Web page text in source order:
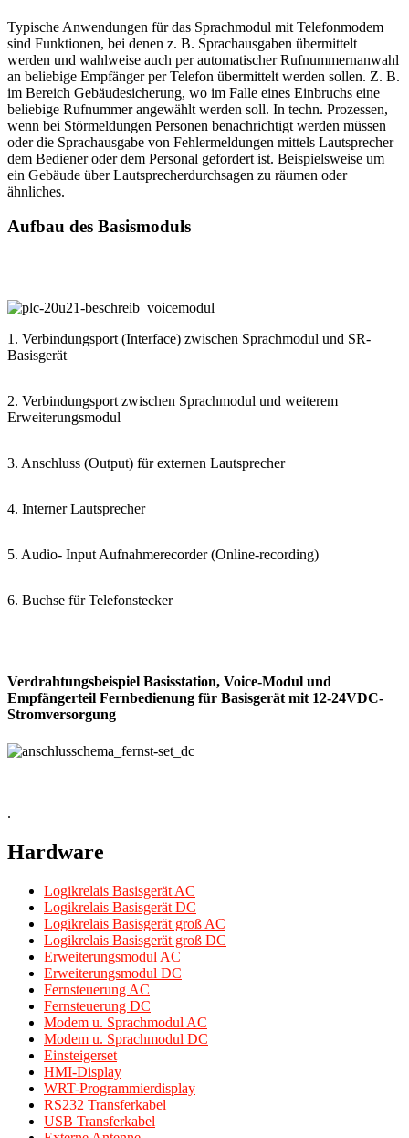
Typische Anwendungen für das Sprachmodul mit Telefonmodem
sind Funktionen, bei denen z. B. Sprachausgaben übermittelt
werden und wahlweise auch per automatischer Rufnummernanwahl
an beliebige Empfänger per Telefon übermittelt werden sollen. Z. B.
im Bereich Gebäudesicherung, wo im Falle eines Einbruchs eine
beliebige Rufnummer angewählt werden soll. In techn. Prozessen,
wenn bei Störmeldungen Personen benachrichtigt werden müssen
oder die Sprachausgabe von Fehlermeldungen mittels Lautsprecher
dem Bediener oder dem Personal gefordert ist. Beispielsweise um
ein Gebäude über Lautsprecherdurchsagen zu räumen oder
ähnliches.
Aufbau des Basismoduls
1. Verbindungsport (Interface) zwischen Sprachmodul und SR-
Basisgerät
2. Verbindungsport zwischen Sprachmodul und weiterem
Erweiterungsmodul
3. Anschluss (Output) für externen Lautsprecher
4. Interner Lautsprecher
5. Audio- Input Aufnahmerecorder (Online-recording)
6. Buchse für Telefonstecker
Verdrahtungsbeispiel Basisstation, Voice-Modul und
Empfängerteil Fernbedienung für Basisgerät mit 12-24VDC-
Stromversorgung
.
Hardware
Logikrelais Basisgerät AC
Logikrelais Basisgerät DC
Logikrelais Basisgerät groß AC
Logikrelais Basisgerät groß DC
Erweiterungsmodul AC
Erweiterungsmodul DC
Fernsteuerung AC
Fernsteuerung DC
Modem u. Sprachmodul AC
Modem u. Sprachmodul DC
Einsteigerset
HMI-Display
WRT-Programmierdisplay
RS232 Transferkabel
USB Transferkabel